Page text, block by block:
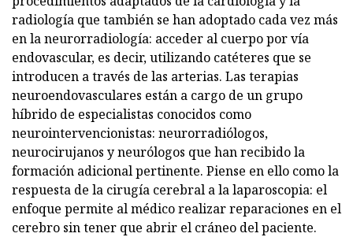
radiología que también se han adoptado cada vez más
en la neurorradiología: acceder al cuerpo por vía
endovascular, es decir, utilizando catéteres que se
introducen a través de las arterias. Las terapias
neuroendovasculares están a cargo de un grupo
híbrido de especialistas conocidos como
neurointervencionistas: neurorradiólogos,
neurocirujanos y neurólogos que han recibido la
formación adicional pertinente. Piense en ello como la
respuesta de la cirugía cerebral a la laparoscopia: el
enfoque permite al médico realizar reparaciones en el
cerebro sin tener que abrir el cráneo del paciente.